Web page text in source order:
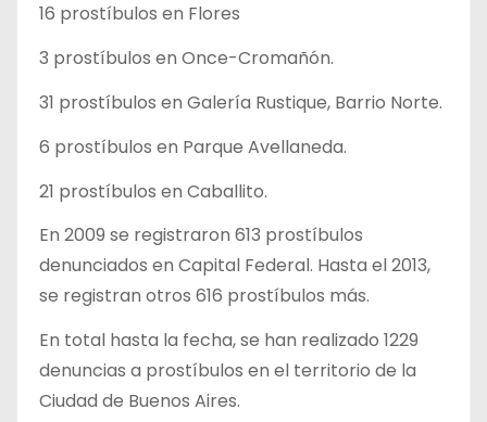
16 prostíbulos en Flores
3 prostíbulos en Once-Cromañón.
31 prostíbulos en Galería Rustique, Barrio Norte.
6 prostíbulos en Parque Avellaneda.
21 prostíbulos en Caballito.
En 2009 se registraron 613 prostíbulos
denunciados en Capital Federal. Hasta el 2013,
se registran otros 616 prostíbulos más.
En total hasta la fecha, se han realizado 1229
denuncias a prostíbulos en el territorio de la
Ciudad de Buenos Aires.